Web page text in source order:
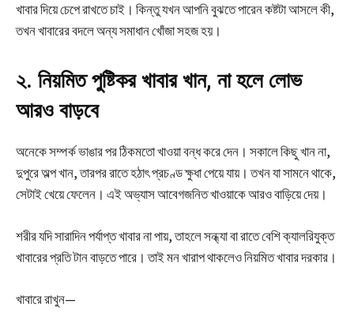
খাবার দিয়ে চেপে রাখতে চাই। কিন্তু যখন আপনি বুঝতে পারেন কষ্টটা আসলে কী,
তখন খাবারের বদলে অন্য সমাধান খোঁজা সহজ হয়।
২. নিয়মিত পুষ্টিকর খাবার খান, না হলে লোভ
আরও বাড়বে
অনেকে সম্পর্ক ভাঙার পর ঠিকমতো খাওয়া বন্ধ করে দেন। সকালে কিছু খান না,
দুপুরে অল্প খান, তারপর রাতে হঠাৎ প্রচণ্ড ক্ষুধা পেয়ে যায়। তখন যা সামনে থাকে,
সেটাই খেয়ে ফেলেন। এই অভ্যাস আবেগজনিত খাওয়াকে আরও বাড়িয়ে দেয়।
শরীর যদি সারাদিন পর্যাপ্ত খাবার না পায়, তাহলে সন্ধ্যা বা রাতে বেশি ক্যালরিযুক্ত
খাবারের প্রতি টান বাড়তে পারে। তাই মন খারাপ থাকলেও নিয়মিত খাবার দরকার।
খাবারে রাখুন—